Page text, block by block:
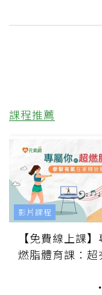
課程推薦
【免費線上課
燃脂體育課：超
影片課程